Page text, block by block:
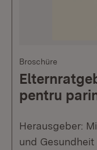
Broschüre
pentru
Herausgeber:
und Gesundheit